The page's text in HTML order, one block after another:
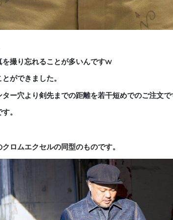
撮り忘れることが多いんですw
ができました。
ー穴より剣先までの距離を若干短めでのご注文で
。
ロムエクセルの同型のものです。